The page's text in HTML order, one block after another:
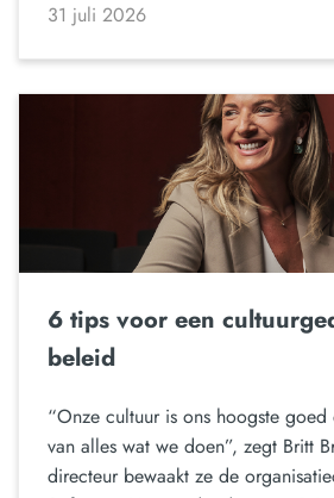
31 juli 2026
6 tips voor een
beleid
“Onze cultuur is ons hoogste goed
van alles wat we doen”, zegt Britt
directeur bewaakt ze de